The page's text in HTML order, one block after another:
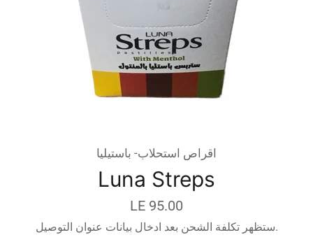
اقراص استحلاب- باستيليا
Luna Streps
السعر
قبل
الخصم
LE 95.00
ستظهر تكلفة الشحن بعد ادخال بيانات عنوان التوصيل.